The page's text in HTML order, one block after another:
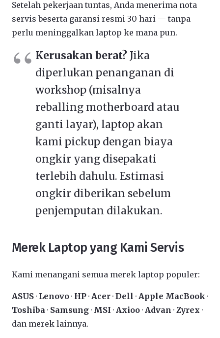
Setelah pekerjaan tuntas, Anda menerima nota
servis beserta garansi resmi 30 hari — tanpa
perlu meninggalkan laptop ke mana pun.
Kerusakan berat? Jika
diperlukan penanganan di
workshop (misalnya
reballing motherboard atau
ganti layar), laptop akan
kami pickup dengan biaya
ongkir yang disepakati
terlebih dahulu. Estimasi
ongkir diberikan sebelum
penjemputan dilakukan.
Merek Laptop yang Kami Servis
Kami menangani semua merek laptop populer:
ASUS · Lenovo · HP · Acer · Dell · Apple MacBook ·
Toshiba · Samsung · MSI · Axioo · Advan · Zyrex ·
dan merek lainnya.